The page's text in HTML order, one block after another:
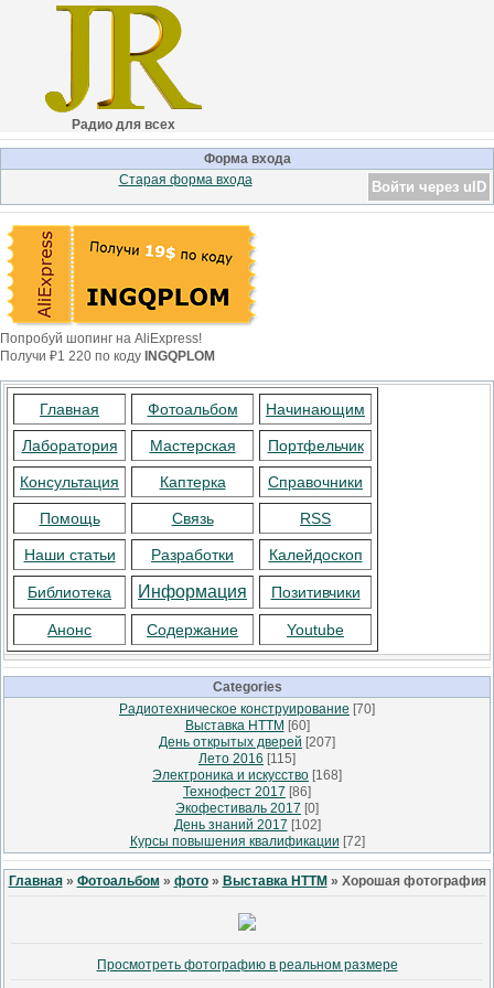
Радио для всех
Форма входа
Войти через uID
Старая форма входа
Попробуй шопинг на AliExpress!
Получи ₽1 220 по коду INGQPLOM
Главная Фотоальбом Начинающим
Лаборатория Мастерская Портфельчик
Консультация Каптерка Справочники
Помощь Связь RSS
Наши статьи Разработки Калейдоскоп
Библиотека Информация Позитивчики
Анонс Содержание Youtube
Categories
Радиотехническое конструирование [70]
Выставка НТТМ [60]
День открытых дверей [207]
Лето 2016 [115]
Электроника и искусство [168]
Технофест 2017 [86]
Экофестиваль 2017 [0]
День знаний 2017 [102]
Курсы повышения квалификации [72]
Главная» Фотоальбом » фото» Выставка НТТМ » Хорошая фотография
Просмотреть фотографию в реальном размере